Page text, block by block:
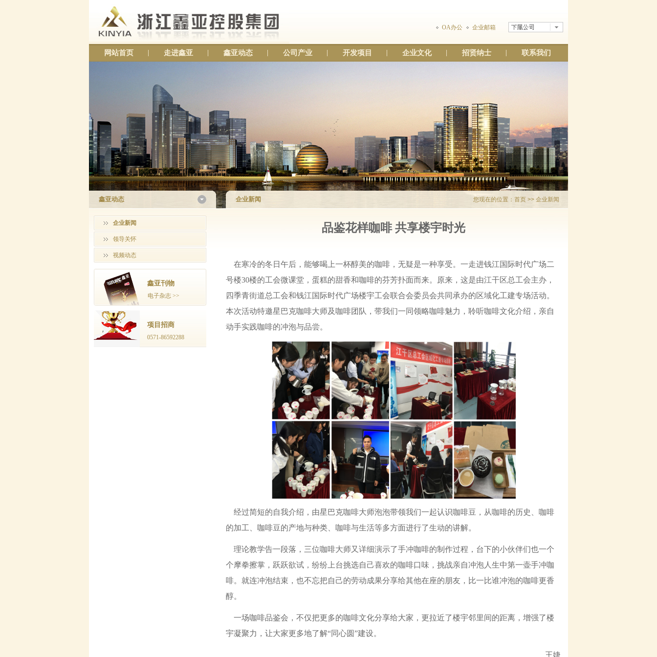
OA办公 企业邮箱
网站首页 走进鑫亚 鑫亚动态 公司产业 开发项目 企业文化 招贤纳士 联系我们
您现在的位置： 首页 >> 企业新闻
企业新闻
品鉴花样咖啡 共享楼宇时光
在寒冷的冬日午后，能够喝上一杯醇美的咖啡，无疑是一种享受。一走进钱江国际时代广场二
号楼30楼的工会微课堂，蛋糕的甜香和咖啡的芬芳扑面而来。原来，这是由江干区总工会主办，
四季青街道总工会和钱江国际时代广场楼宇工会联合会委员会共同承办的区域化工建专场活动。
本次活动特邀星巴克咖啡大师及咖啡团队，带我们一同领略咖啡魅力，聆听咖啡文化介绍，亲自
动手实践咖啡的冲泡与品尝。
经过简短的自我介绍，由星巴克咖啡大师泡泡带领我们一起认识咖啡豆，从咖啡的历史、咖啡
的加工、咖啡豆的产地与种类、咖啡与生活等多方面进行了生动的讲解。
理论教学告一段落，三位咖啡大师又详细演示了手冲咖啡的制作过程，台下的小伙伴们也一个
个摩拳擦掌，跃跃欲试，纷纷上台挑选自己喜欢的咖啡口味，挑战亲自冲泡人生中第一壶手冲咖
啡。就连冲泡结束，也不忘把自己的劳动成果分享给其他在座的朋友，比一比谁冲泡的咖啡更香
醇。
一场咖啡品鉴会，不仅把更多的咖啡文化分享给大家，更拉近了楼宇邻里间的距离，增强了楼
宇凝聚力，让大家更多地了解“同心圆”建设。
王婕
鑫亚动态
企业新闻
领导关怀
视频动态
鑫亚刊物
电子杂志 >>
项目招商
0571-86592288